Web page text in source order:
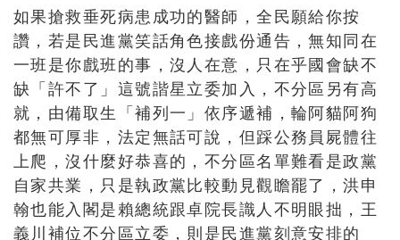
如果搶救垂死病患成功的醫師，全民願給你按
讚，若是民進黨笑話角色接戲份通告，無知同在
一班是你戲班的事，沒人在意，只在乎國會缺不
缺「許不了」這號諧星立委加入，不分區另有高
就，由備取生「補列一」依序遞補，輪阿貓阿狗
都無可厚非，法定無話可說，但踩公務員屍體往
上爬，沒什麼好恭喜的，不分區名單難看是政黨
自家共業，只是執政黨比較動見觀瞻罷了，洪申
翰也能入閣是賴總統跟卓院長識人不明眼拙，王
義川補位不分區立委，則是民進黨刻意安排的